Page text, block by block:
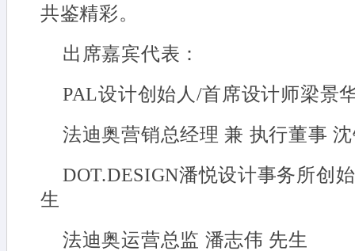
共鉴精彩。
出席嘉宾代表：
PAL设计创始人/首席设计师梁景
法迪奥营销总经理 兼 执行董事
DOT.DESIGN潘悦设计事务所创
生
法迪奥运营总监 潘志伟 先生